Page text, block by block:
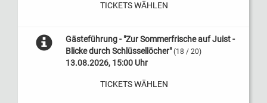
TICKETS WÄHLEN
Gästeführung - "Zur Sommerfrische auf Juist -
Blicke durch Schlüssellöcher" (18 / 20)
13.08.2026, 15:00 Uhr
TICKETS WÄHLEN